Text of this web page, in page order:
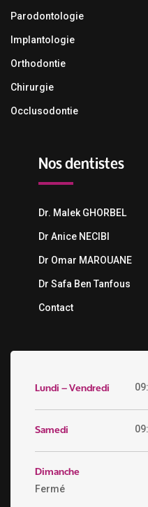
Parodontologie
Implantologie
Orthodontie
Chirurgie
Occlusodontie
Nos dentistes
Dr. Malek GHORBEL
Dr Anice NECIBI
Dr Omar MAROUANE
Dr Safa Ben Tanfous
Contact
Lundi – Vendredi
Samedi
Dimanche
Fermé